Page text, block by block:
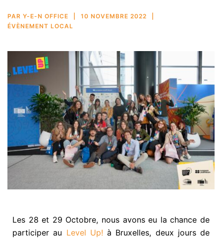
PAR Y-E-N OFFICE
10 NOVEMBRE 2022
ÉVÈNEMENT LOCAL
Les 28 et 29 Octobre, nous avons eu la chance de
participer au Level Up! à Bruxelles, deux jours de